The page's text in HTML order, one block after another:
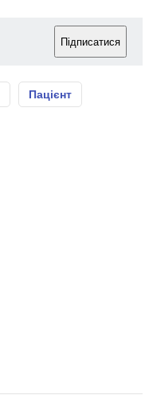
Підписатися
Пацієнт